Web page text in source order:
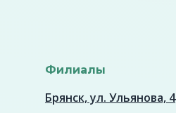
Брянск, ул. Ульянова, 4
Филиалы